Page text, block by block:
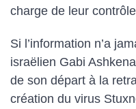
charge de leur
Si l’information n’a
israëlien Gabi
de son départ à la
création du virus